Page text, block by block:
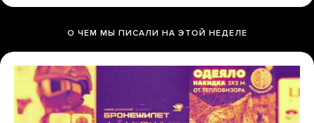
О ЧЕМ МЫ ПИСАЛИ НА ЭТОЙ НЕДЕЛЕ